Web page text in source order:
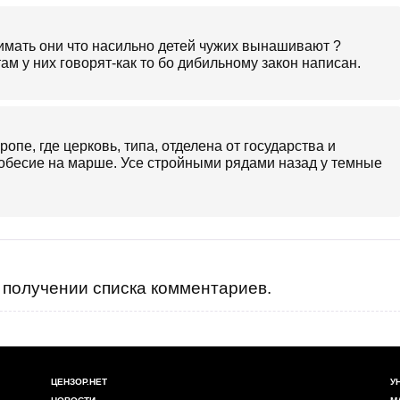
они что насильно детей чужих вынашивают ?
у них говорят-как то бо дибильному закон написан.
где церковь, типа, отделена от государства и
на марше. Усе стройными рядами назад у темные
списка комментариев.
ЦЕНЗОР.НЕТ